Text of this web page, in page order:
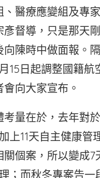
、醫療應變組及專
督導，只是那天
向陳時中做面報。
15日起調整國籍航
向大家宣布。
考量在於，去年對
上11天自主健康管
關個案，所以變成7
；而秋冬專案告一